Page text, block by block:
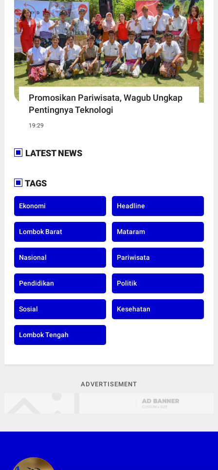
Promosikan Pariwisata, Wagub Ungkap
Pentingnya Teknologi
19:29
LATEST NEWS
TAGS
Ekonomi Headline
Lombok Barat Mataram
Nasional Pariwisata
Pendidikan Politik
Sosial Kesehatan
Lombok Tengah
ADVERTISEMENT